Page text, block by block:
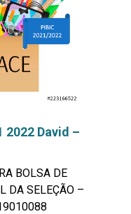
2022 David –
BOLSA DE
DA SELEÇÃO –